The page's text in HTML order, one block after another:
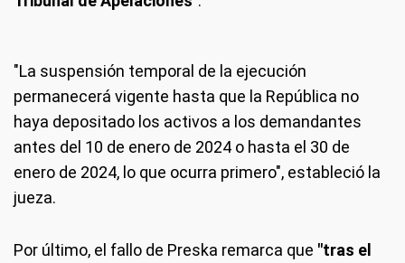
"La suspensión temporal de la ejecución
permanecerá vigente hasta que la República no
haya depositado los activos a los demandantes
antes del 10 de enero de 2024 o hasta el 30 de
enero de 2024, lo que ocurra primero", estableció la
jueza.
Por último, el fallo de Preska remarca que "tras el